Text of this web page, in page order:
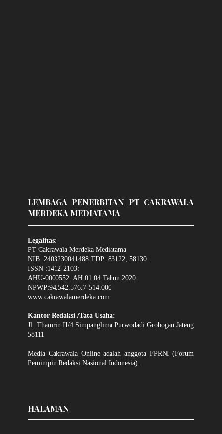
LEMBAGA PENERBITAN PT CAKRAWALA
MERDEKA MEDIATAMA
Legalitas:
PT Cakrawala Merdeka Mediatama
NIB: 2403230041488 TDP: 83122, 58130:
ISSN :1412-2103:
AHU-0000552. AH.01.04.Tahun 2020:
NPWP:94.542.576.7-514.000
www.cakrawalamerdeka.com
Kantor Redaksi /Tata Usaha:
Jl. Thamrin II/4 Simpanglima Purwodadi Grobogan Jateng
58111
Media Cakrawala Online adalah anggota FPRNI (Forum
Pemimpin Redaksi Nasional Indonesia).
HALAMAN